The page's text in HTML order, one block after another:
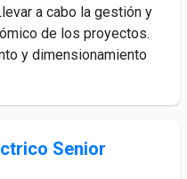
a cabo la gestión y
de los proyectos.
y dimensionamiento
Senior